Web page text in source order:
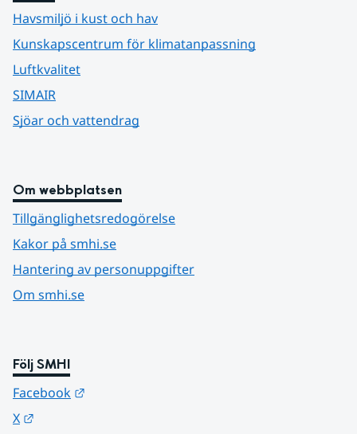
Havsmiljö i kust och hav
Kunskapscentrum för klimatanpassning
Luftkvalitet
SIMAIR
Sjöar och vattendrag
Om webbplatsen
Tillgänglighetsredogörelse
Kakor på smhi.se
Hantering av personuppgifter
Om smhi.se
Följ SMHI
Facebook
X